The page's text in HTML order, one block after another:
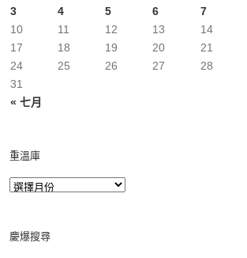
« 七月
3
4 5 6 7
10
11 12 13 14
17
18 19 20 21
24
25 26 27 28
31
重溫庫
慶爆搜尋